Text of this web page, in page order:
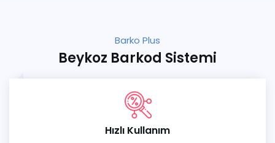
Barko Plus
Beykoz Barkod Sistemi
Hızlı Kullanım